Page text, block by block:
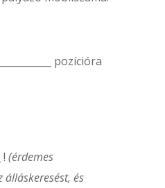
pozícióra
! (érdemes
álláskeresést, és